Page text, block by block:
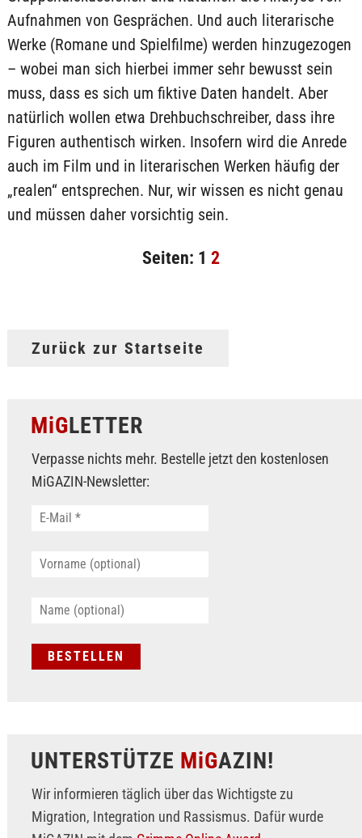
Aufnahmen von Gesprächen. Und auch literarische
Werke (Romane und Spielfilme) werden hinzugezogen
– wobei man sich hierbei immer sehr bewusst sein
muss, dass es sich um fiktive Daten handelt. Aber
natürlich wollen etwa Drehbuchschreiber, dass ihre
Figuren authentisch wirken. Insofern wird die Anrede
auch im Film und in literarischen Werken häufig der
„realen“ entsprechen. Nur, wir wissen es nicht genau
und müssen daher vorsichtig sein.
Seiten: 1 2
Zurück zur Startseite
MiGLETTER
Verpasse nichts mehr. Bestelle jetzt den kostenlosen
MiGAZIN-Newsletter:
UNTERSTÜTZE MiGAZIN!
Wir informieren täglich über das Wichtigste zu
Migration, Integration und Rassismus. Dafür wurde